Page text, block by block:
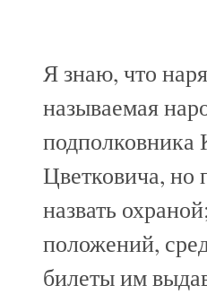
Я знаю, что
называемая
подполковника
Цветковича, но
назвать
положений,
билеты им